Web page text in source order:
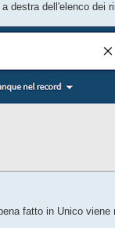
destra dell'elenco dei
fatto in Unico